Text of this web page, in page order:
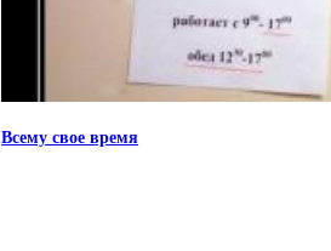
Всему свое время